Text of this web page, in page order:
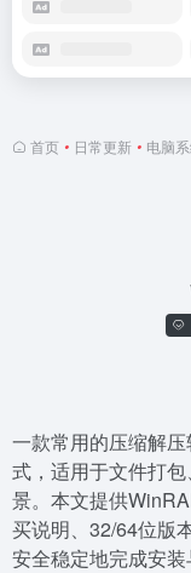
首页 • 日常更新 • 电脑
一款常用的压缩解
式，适用于文件打
景。本文提供
买说明、32/64位版
安全稳定地完成安装